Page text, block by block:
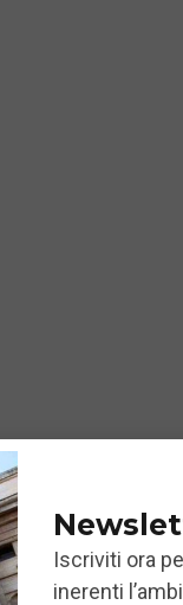
Iscriviti ora
inerenti